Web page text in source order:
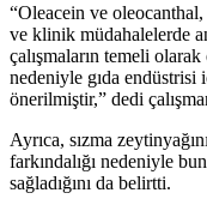
“Oleacein ve
ve klinik müdahalelerde
çalışmaların temeli
nedeniyle gıda
önerilmiştir,” dedi
Ayrıca, sızma
farkındalığı nedeniyle
sağladığını da belirtti.